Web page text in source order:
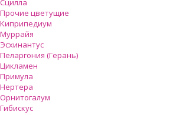
Сцилла
Прочие цветущие
Киприпедиум
Муррайя
Эсхинантус
Пеларгония (Герань)
Цикламен
Примула
Нертера
Орнитогалум
Гибискус